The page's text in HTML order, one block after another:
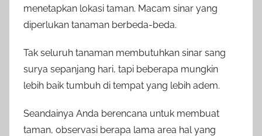
menetapkan lokasi taman. Macam sinar yang
diperlukan tanaman berbeda-beda.
Tak seluruh tanaman membutuhkan sinar sang
surya sepanjang hari, tapi beberapa mungkin
lebih baik tumbuh di tempat yang lebih adem.
Seandainya Anda berencana untuk membuat
taman, observasi berapa lama area hal yang